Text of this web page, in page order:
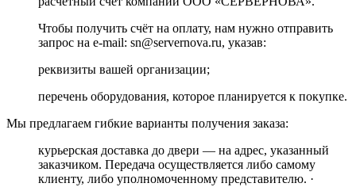
Чтобы получить счёт на оплату, нам нужно отправить
запрос на e-mail: sn@servernova.ru, указав:
реквизиты вашей организации;
перечень оборудования, которое планируется к покупке.
Мы предлагаем гибкие варианты получения заказа:
курьерская доставка до двери — на адрес, указанный
заказчиком. Передача осуществляется либо самому
клиенту, либо уполномоченному представителю. ·